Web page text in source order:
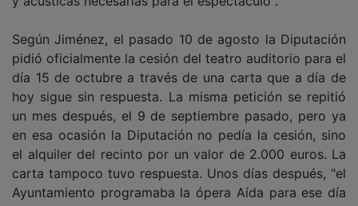
pidió oficialmente la cesión del teatro auditorio para el
día 15 de octubre a través de una carta que a día de
hoy sigue sin respuesta. La misma petición se repitió
un mes después, el 9 de septiembre pasado, pero ya
en esa ocasión la Diputación no pedía la cesión, sino
el alquiler del recinto por un valor de 2.000 euros. La
carta tampoco tuvo respuesta. Unos días después, "el
Ayuntamiento programaba la ópera Aída para ese día
en el Buero Vallejo, privando a los ciudadanos de